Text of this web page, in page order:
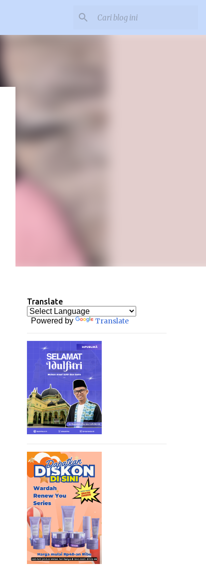
Translate
Powered by Translate